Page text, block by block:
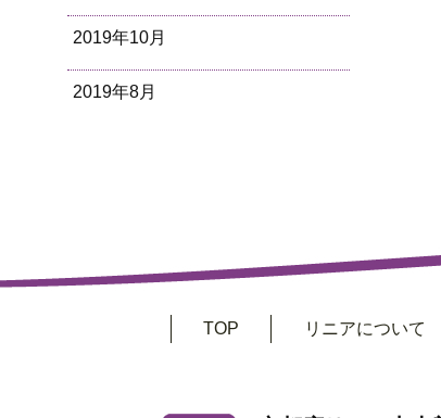
2019年10月
2019年8月
TOP リニアについて